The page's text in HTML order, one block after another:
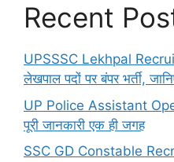
Recent
UPSSSC Lekhpal
लेखपाल पदों पर बंपर भर्ती,
UP Police Assistant
पूरी जानकारी एक ही जगह
SSC GD Constable